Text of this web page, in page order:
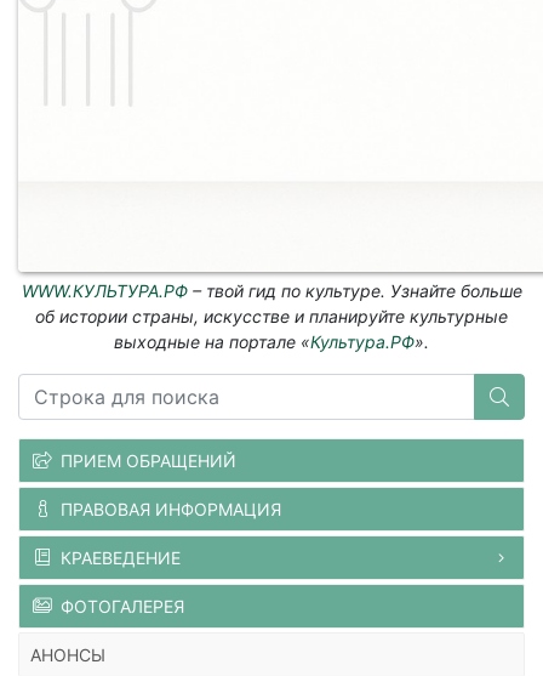
WWW.КУЛЬТУРА.РФ– твой гид по культуре. Узнайте больше
об истории страны, искусстве и планируйте культурные
выходные на портале «Культура.РФ».
ПРИЕМ ОБРАЩЕНИЙ
ПРАВОВАЯ ИНФОРМАЦИЯ
КРАЕВЕДЕНИЕ
ФОТОГАЛЕРЕЯ
АНОНСЫ